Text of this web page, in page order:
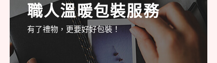
職人溫暖包裝服務
有了禮物，更要好好包裝！